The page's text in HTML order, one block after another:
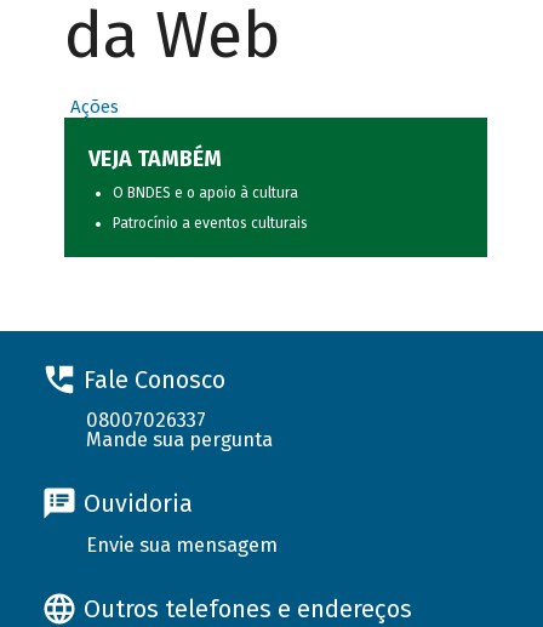
da Web
Ações
VEJA TAMBÉM
O BNDES e o apoio à cultura
Patrocínio a eventos culturais
Fale Conosco
08007026337
Mande sua pergunta
Ouvidoria
Envie sua mensagem
Outros telefones e endereços